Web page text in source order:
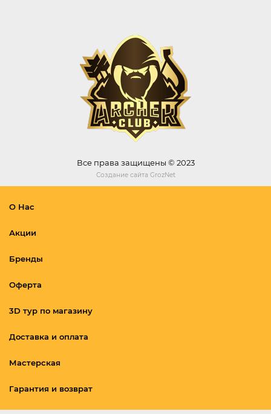
Все права защищены © 2023
Создание сайта GrozNet
О Нас
Акции
Бренды
Оферта
3D тур по магазину
Доставка и оплата
Мастерская
Гарантия и возврат